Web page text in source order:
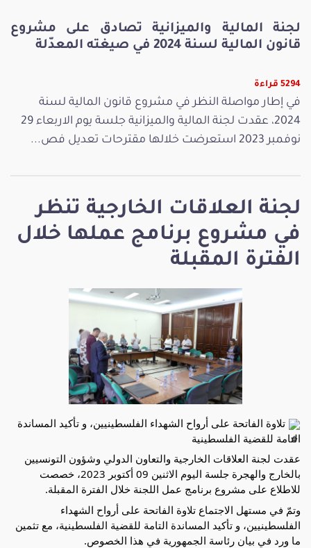
لجنة العلاقات الخارجية تنظر
في مشروع برنامج عملها خلال
الفترة المقبلة
تلاوة الفاتحة على أرواح الشهداء الفلسطينيين، و تأكيد المساندة
التامة للقضية الفلسطينية
عقدت لجنة العلاقات الخارجية والتعاون الدولي وشؤون التونسيين
بالخارج والهجرة جلسة اليوم الاثنين 09 أكتوبر 2023، خصصت
للاطلاع على مشروع برنامج عمل اللجنة خلال الفترة المقبلة.
وتمّ في مستهل الاجتماع تلاوة الفاتحة على أرواح الشهداء
الفلسطينيين، و تأكيد المساندة التامة للقضية الفلسطينية، مع تثمين
ما ورد في بيان رئاسة الجمهورية في هذا الخصوص.
لجنة المالية والميزانية تصادق على مشروع
قانون المالية لسنة 2024 في صيغته المعدّلة
5294 قراءة
في إطار مواصلة النظر في مشروع قانون المالية لسنة
2024، عقدت لجنة المالية والميزانية جلسة يوم الاربعاء 29
نوفمبر 2023 استعرضت خلالها مقترحات تعديل فص...